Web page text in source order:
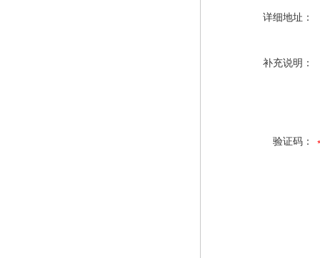
详细地址：
补充说明：
验证码：